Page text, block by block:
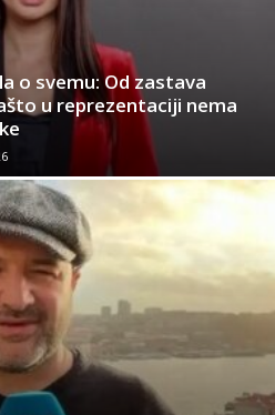
o svemu: Od zastava
u reprezentaciji nema